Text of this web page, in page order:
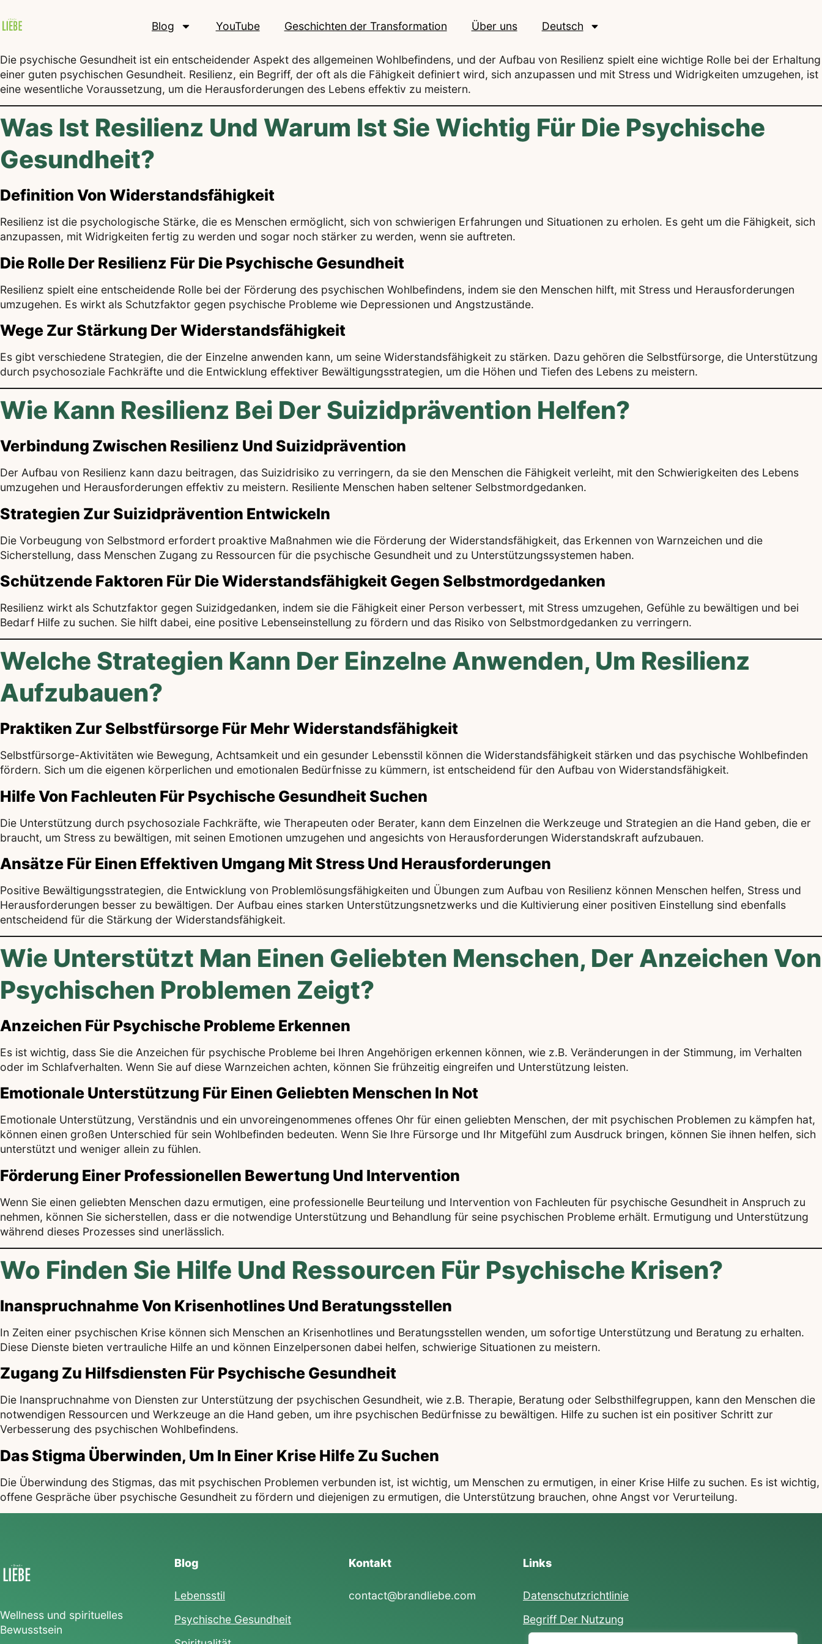
Blog YouTube Geschichten der Transformation Über uns Deutsch
Die psychische Gesundheit ist ein entscheidender Aspekt des allgemeinen Wohlbefindens, und der Aufbau von Resilienz spielt eine wichtige Rolle bei der Erhaltung
einer guten psychischen Gesundheit. Resilienz, ein Begriff, der oft als die Fähigkeit definiert wird, sich anzupassen und mit Stress und Widrigkeiten umzugehen, ist
eine wesentliche Voraussetzung, um die Herausforderungen des Lebens effektiv zu meistern.
Was Ist Resilienz Und Warum Ist Sie Wichtig Für Die Psychische
Gesundheit?
Definition Von Widerstandsfähigkeit
Resilienz ist die psychologische Stärke, die es Menschen ermöglicht, sich von schwierigen Erfahrungen und Situationen zu erholen. Es geht um die Fähigkeit, sich
anzupassen, mit Widrigkeiten fertig zu werden und sogar noch stärker zu werden, wenn sie auftreten.
Die Rolle Der Resilienz Für Die Psychische Gesundheit
Resilienz spielt eine entscheidende Rolle bei der Förderung des psychischen Wohlbefindens, indem sie den Menschen hilft, mit Stress und Herausforderungen
umzugehen. Es wirkt als Schutzfaktor gegen psychische Probleme wie Depressionen und Angstzustände.
Wege Zur Stärkung Der Widerstandsfähigkeit
Es gibt verschiedene Strategien, die der Einzelne anwenden kann, um seine Widerstandsfähigkeit zu stärken. Dazu gehören die Selbstfürsorge, die Unterstützung
durch psychosoziale Fachkräfte und die Entwicklung effektiver Bewältigungsstrategien, um die Höhen und Tiefen des Lebens zu meistern.
Wie Kann Resilienz Bei Der Suizidprävention Helfen?
Verbindung Zwischen Resilienz Und Suizidprävention
Der Aufbau von Resilienz kann dazu beitragen, das Suizidrisiko zu verringern, da sie den Menschen die Fähigkeit verleiht, mit den Schwierigkeiten des Lebens
umzugehen und Herausforderungen effektiv zu meistern. Resiliente Menschen haben seltener Selbstmordgedanken.
Strategien Zur Suizidprävention Entwickeln
Die Vorbeugung von Selbstmord erfordert proaktive Maßnahmen wie die Förderung der Widerstandsfähigkeit, das Erkennen von Warnzeichen und die
Sicherstellung, dass Menschen Zugang zu Ressourcen für die psychische Gesundheit und zu Unterstützungssystemen haben.
Schützende Faktoren Für Die Widerstandsfähigkeit Gegen Selbstmordgedanken
Resilienz wirkt als Schutzfaktor gegen Suizidgedanken, indem sie die Fähigkeit einer Person verbessert, mit Stress umzugehen, Gefühle zu bewältigen und bei
Bedarf Hilfe zu suchen. Sie hilft dabei, eine positive Lebenseinstellung zu fördern und das Risiko von Selbstmordgedanken zu verringern.
Welche Strategien Kann Der Einzelne Anwenden, Um Resilienz
Aufzubauen?
Praktiken Zur Selbstfürsorge Für Mehr Widerstandsfähigkeit
Selbstfürsorge-Aktivitäten wie Bewegung, Achtsamkeit und ein gesunder Lebensstil können die Widerstandsfähigkeit stärken und das psychische Wohlbefinden
fördern. Sich um die eigenen körperlichen und emotionalen Bedürfnisse zu kümmern, ist entscheidend für den Aufbau von Widerstandsfähigkeit.
Hilfe Von Fachleuten Für Psychische Gesundheit Suchen
Die Unterstützung durch psychosoziale Fachkräfte, wie Therapeuten oder Berater, kann dem Einzelnen die Werkzeuge und Strategien an die Hand geben, die er
braucht, um Stress zu bewältigen, mit seinen Emotionen umzugehen und angesichts von Herausforderungen Widerstandskraft aufzubauen.
Ansätze Für Einen Effektiven Umgang Mit Stress Und Herausforderungen
Positive Bewältigungsstrategien, die Entwicklung von Problemlösungsfähigkeiten und Übungen zum Aufbau von Resilienz können Menschen helfen, Stress und
Herausforderungen besser zu bewältigen. Der Aufbau eines starken Unterstützungsnetzwerks und die Kultivierung einer positiven Einstellung sind ebenfalls
entscheidend für die Stärkung der Widerstandsfähigkeit.
Wie Unterstützt Man Einen Geliebten Menschen, Der Anzeichen Von
Psychischen Problemen Zeigt?
Anzeichen Für Psychische Probleme Erkennen
Es ist wichtig, dass Sie die Anzeichen für psychische Probleme bei Ihren Angehörigen erkennen können, wie z.B. Veränderungen in der Stimmung, im Verhalten
oder im Schlafverhalten. Wenn Sie auf diese Warnzeichen achten, können Sie frühzeitig eingreifen und Unterstützung leisten.
Emotionale Unterstützung Für Einen Geliebten Menschen In Not
Emotionale Unterstützung, Verständnis und ein unvoreingenommenes offenes Ohr für einen geliebten Menschen, der mit psychischen Problemen zu kämpfen hat,
können einen großen Unterschied für sein Wohlbefinden bedeuten. Wenn Sie Ihre Fürsorge und Ihr Mitgefühl zum Ausdruck bringen, können Sie ihnen helfen, sich
unterstützt und weniger allein zu fühlen.
Förderung Einer Professionellen Bewertung Und Intervention
Wenn Sie einen geliebten Menschen dazu ermutigen, eine professionelle Beurteilung und Intervention von Fachleuten für psychische Gesundheit in Anspruch zu
nehmen, können Sie sicherstellen, dass er die notwendige Unterstützung und Behandlung für seine psychischen Probleme erhält. Ermutigung und Unterstützung
während dieses Prozesses sind unerlässlich.
Wo Finden Sie Hilfe Und Ressourcen Für Psychische Krisen?
Inanspruchnahme Von Krisenhotlines Und Beratungsstellen
In Zeiten einer psychischen Krise können sich Menschen an Krisenhotlines und Beratungsstellen wenden, um sofortige Unterstützung und Beratung zu erhalten.
Diese Dienste bieten vertrauliche Hilfe an und können Einzelpersonen dabei helfen, schwierige Situationen zu meistern.
Zugang Zu Hilfsdiensten Für Psychische Gesundheit
Die Inanspruchnahme von Diensten zur Unterstützung der psychischen Gesundheit, wie z.B. Therapie, Beratung oder Selbsthilfegruppen, kann den Menschen die
notwendigen Ressourcen und Werkzeuge an die Hand geben, um ihre psychischen Bedürfnisse zu bewältigen. Hilfe zu suchen ist ein positiver Schritt zur
Verbesserung des psychischen Wohlbefindens.
Das Stigma Überwinden, Um In Einer Krise Hilfe Zu Suchen
Die Überwindung des Stigmas, das mit psychischen Problemen verbunden ist, ist wichtig, um Menschen zu ermutigen, in einer Krise Hilfe zu suchen. Es ist wichtig,
offene Gespräche über psychische Gesundheit zu fördern und diejenigen zu ermutigen, die Unterstützung brauchen, ohne Angst vor Verurteilung.
Wellness und spirituelles
Bewusstsein
Blog
Lebensstil
Psychische Gesundheit
Kontakt
contact@brandliebe.com
Links
Datenschutzrichtlinie
Begriff Der Nutzung